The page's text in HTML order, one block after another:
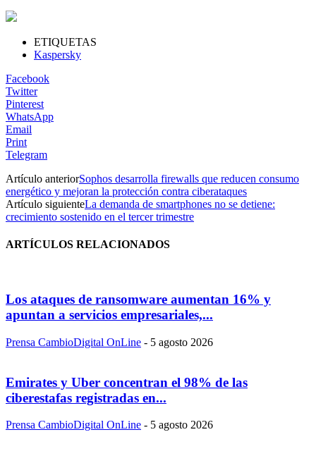
ETIQUETAS
Kaspersky
Facebook
Twitter
Pinterest
WhatsApp
Email
Print
Telegram
Artículo anteriorSophos desarrolla firewalls que reducen consumo
energético y mejoran la protección contra ciberataques
Artículo siguienteLa demanda de smartphones no se detiene:
crecimiento sostenido en el tercer trimestre
ARTÍCULOS RELACIONADOS
Los ataques de ransomware aumentan 16% y
apuntan a servicios empresariales,...
Prensa CambioDigital OnLine - 5 agosto 2026
Emirates y Uber concentran el 98% de las
ciberestafas registradas en...
Prensa CambioDigital OnLine - 5 agosto 2026